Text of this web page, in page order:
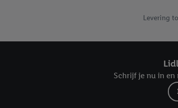
van Lidl.be
Levering
Schrijf je nu in en
waaronder de bewaartermijn van de gegevens en uw
privacyverklaring .